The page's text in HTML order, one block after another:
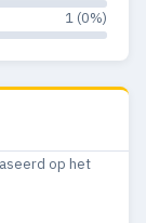
1 (0%)
op het